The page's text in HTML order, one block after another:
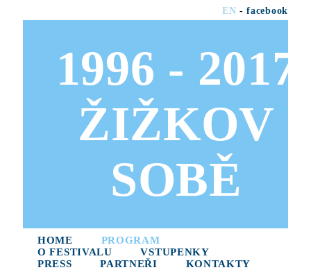
EN -facebook
1996 - 2017
ŽIŽKOV
SOBĚ
HOME
PROGRAM
O FESTIVALU
VSTUPENKY
PRESS
PARTNEŘI KONTAKTY